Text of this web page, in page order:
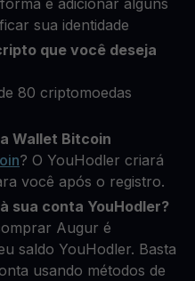
sua identidade
que você deseja
80 criptomoedas
Wallet Bitcoin
? O YouHodler criará
você após o registro.
sua conta YouHodler?
Augur é
saldo YouHodler. Basta
usando métodos de